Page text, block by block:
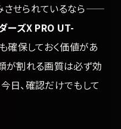
させられているなら——
ーズX PRO UT-
確保しておく価値があ
が割れる画質は必ず効
日、確認だけでもして